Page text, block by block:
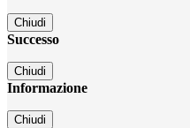
Chiudi
Successo
Chiudi
Informazione
Chiudi